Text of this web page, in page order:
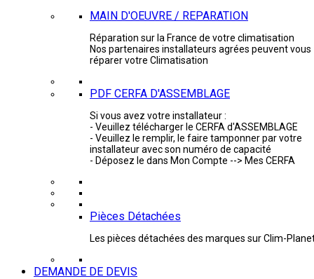
MAIN D'OEUVRE / REPARATION
Réparation sur la France de votre climatisation
Nos partenaires installateurs agrées peuvent vous
réparer votre Climatisation
PDF CERFA D'ASSEMBLAGE
Si vous avez votre installateur :
- Veuillez télécharger le CERFA d'ASSEMBLAGE
- Veuillez le remplir, le faire tamponner par votre
installateur avec son numéro de capacité
- Déposez le dans Mon Compte --> Mes CERFA
Pièces Détachées
Les pièces détachées des marques sur Clim-
DEMANDE DE DEVIS